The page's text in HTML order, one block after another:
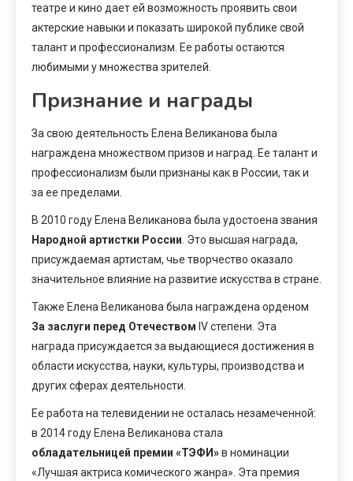
театре и кино дает ей возможность проявить свои
актерские навыки и показать широкой публике свой
талант и профессионализм. Ее работы остаются
любимыми у множества зрителей.
Признание и награды
За свою деятельность Елена Великанова была
награждена множеством призов и наград. Ее талант и
профессионализм были признаны как в России, так и
за ее пределами.
В 2010 году Елена Великанова была удостоена звания
Народной артистки России . Это высшая награда,
присуждаемая артистам, чье творчество оказало
значительное влияние на развитие искусства в стране.
Также Елена Великанова была награждена орденом
За заслуги перед Отечеством IV степени. Эта
награда присуждается за выдающиеся достижения в
области искусства, науки, культуры, производства и
других сферах деятельности.
Ее работа на телевидении не осталась незамеченной:
в 2014 году Елена Великанова стала
обладательницей премии «ТЭФИ»в номинации
«Лучшая актриса комического жанра». Эта премия